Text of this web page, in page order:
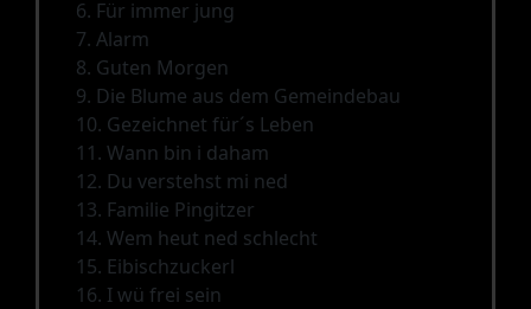
6. Für immer jung
7. Alarm
8. Guten Morgen
9. Die Blume aus dem Gemeindebau
10. Gezeichnet für´s Leben
11. Wann bin i daham
12. Du verstehst mi ned
13. Familie Pingitzer
14. Wem heut ned schlecht
15. Eibischzuckerl
16. I wü frei sein